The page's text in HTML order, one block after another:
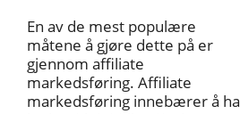
En av de mest populære
måtene å gjøre dette på er
gjennom affiliate
markedsføring. Affiliate
markedsføring innebærer å ha